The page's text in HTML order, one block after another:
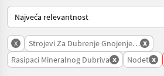
Način na koji sortira Landwirt.com
x Strojevi Za Dubrenje Gnojenje I
x
Rasipaci Mineralnog Dubriva x Nodet x